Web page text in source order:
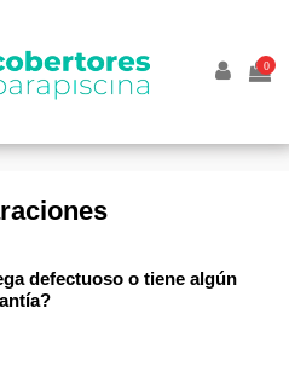
0
defectuoso o tiene algún